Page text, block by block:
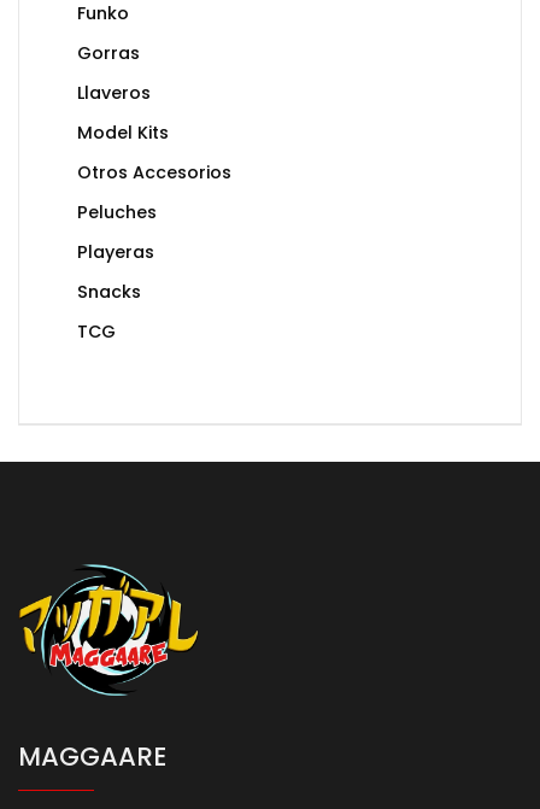
Funko
Gorras
Llaveros
Model Kits
Otros Accesorios
Peluches
Playeras
Snacks
TCG
MAGGAARE